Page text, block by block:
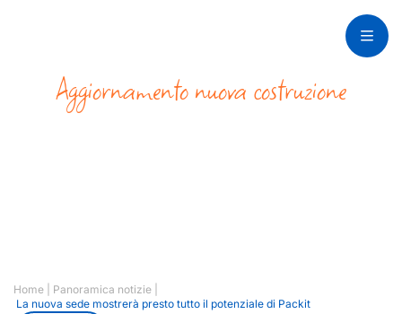
Aggiornamento nuova costruzione
Home Panoramica notizie
La nuova sede mostrerà presto tutto il potenziale di Packit